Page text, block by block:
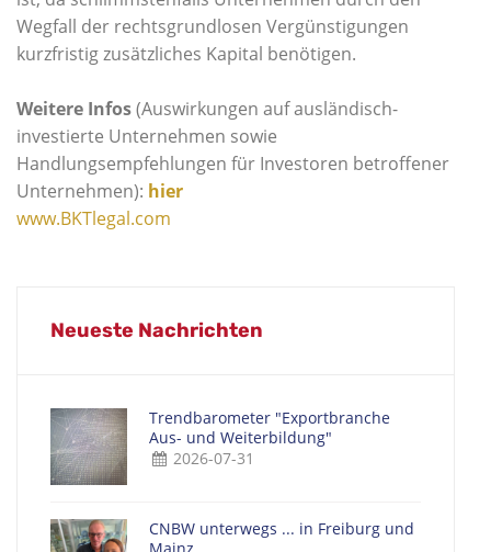
Wegfall der rechtsgrundlosen Vergünstigungen
kurzfristig zusätzliches Kapital benötigen.
Weitere Infos(Auswirkungen auf ausländisch-
investierte Unternehmen sowie
Handlungsempfehlungen für Investoren betroffener
Unternehmen): hier
www.BKTlegal.com
Neueste Nachrichten
Trendbarometer "Exportbranche
Aus- und Weiterbildung"
2026-07-31
CNBW unterwegs ... in Freiburg und